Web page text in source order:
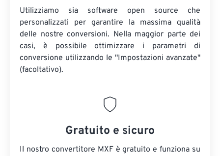
Utilizziamo sia software open source che
personalizzati per garantire la massima qualità
delle nostre conversioni. Nella maggior parte dei
casi, è possibile ottimizzare i parametri di
conversione utilizzando le "Impostazioni avanzate"
(facoltativo).
Gratuito e sicuro
Il nostro convertitore MXF è gratuito e funziona su